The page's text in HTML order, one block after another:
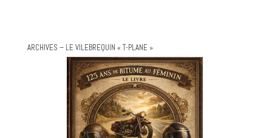
ARCHIVES – LE VILEBREQUIN « T-PLANE »